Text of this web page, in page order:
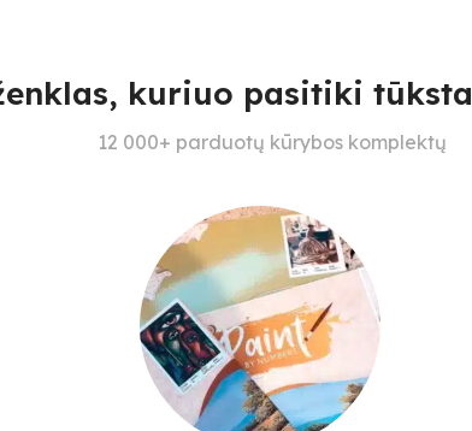
kuriuo pasitiki
12 000+ parduotų kūrybos komplektų